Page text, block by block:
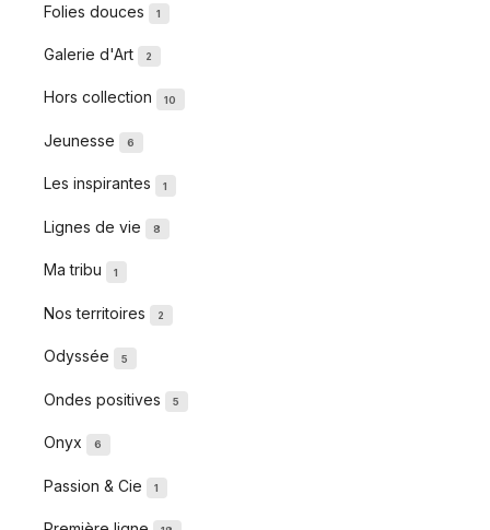
Folies douces 1
Galerie d'Art 2
Hors collection 10
Jeunesse 6
Les inspirantes 1
Lignes de vie 8
Ma tribu 1
Nos territoires 2
Odyssée 5
Ondes positives 5
Onyx 6
Passion & Cie 1